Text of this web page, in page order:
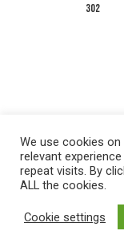
302
We use cookies
relevant
repeat visits. By
ALL the cookies.
Cookie settings